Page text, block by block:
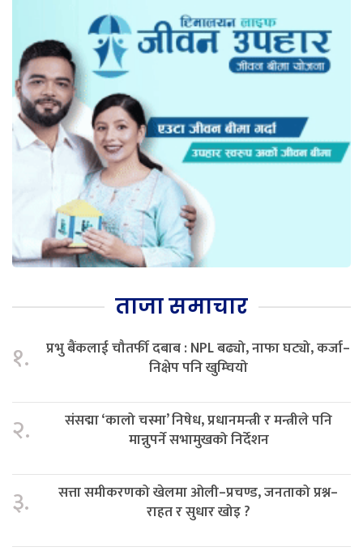
ताजा समाचार
१.
प्रभु बैंकलाई चौतर्फी दबाब : NPL बढ्यो, नाफा घट्यो, कर्जा–
निक्षेप पनि खुम्चियो
२.
संसद्मा ‘कालो चस्मा’ निषेध, प्रधानमन्त्री र मन्त्रीले पनि
मान्नुपर्ने सभामुखको निर्देशन
३.
सत्ता समीकरणको खेलमा ओली–प्रचण्ड, जनताको प्रश्न–
राहत र सुधार खोइ ?